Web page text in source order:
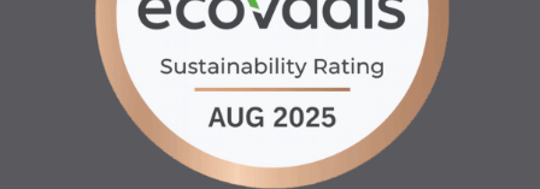
INFORMATIONS